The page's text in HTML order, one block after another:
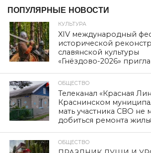
ПОПУЛЯРНЫЕ НОВОСТИ
КУЛЬТУРА
XIV международный
исторической
славянской культуры
«Гнёздово-2026»
ОБЩЕСТВО
Телеканал «Красная
Краснинском
мать участника СВО не
добиться ремонта
ОБЩЕСТВО